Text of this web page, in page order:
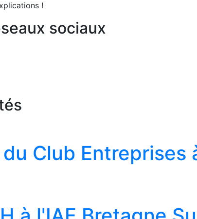
!
sociaux
Club Entreprises